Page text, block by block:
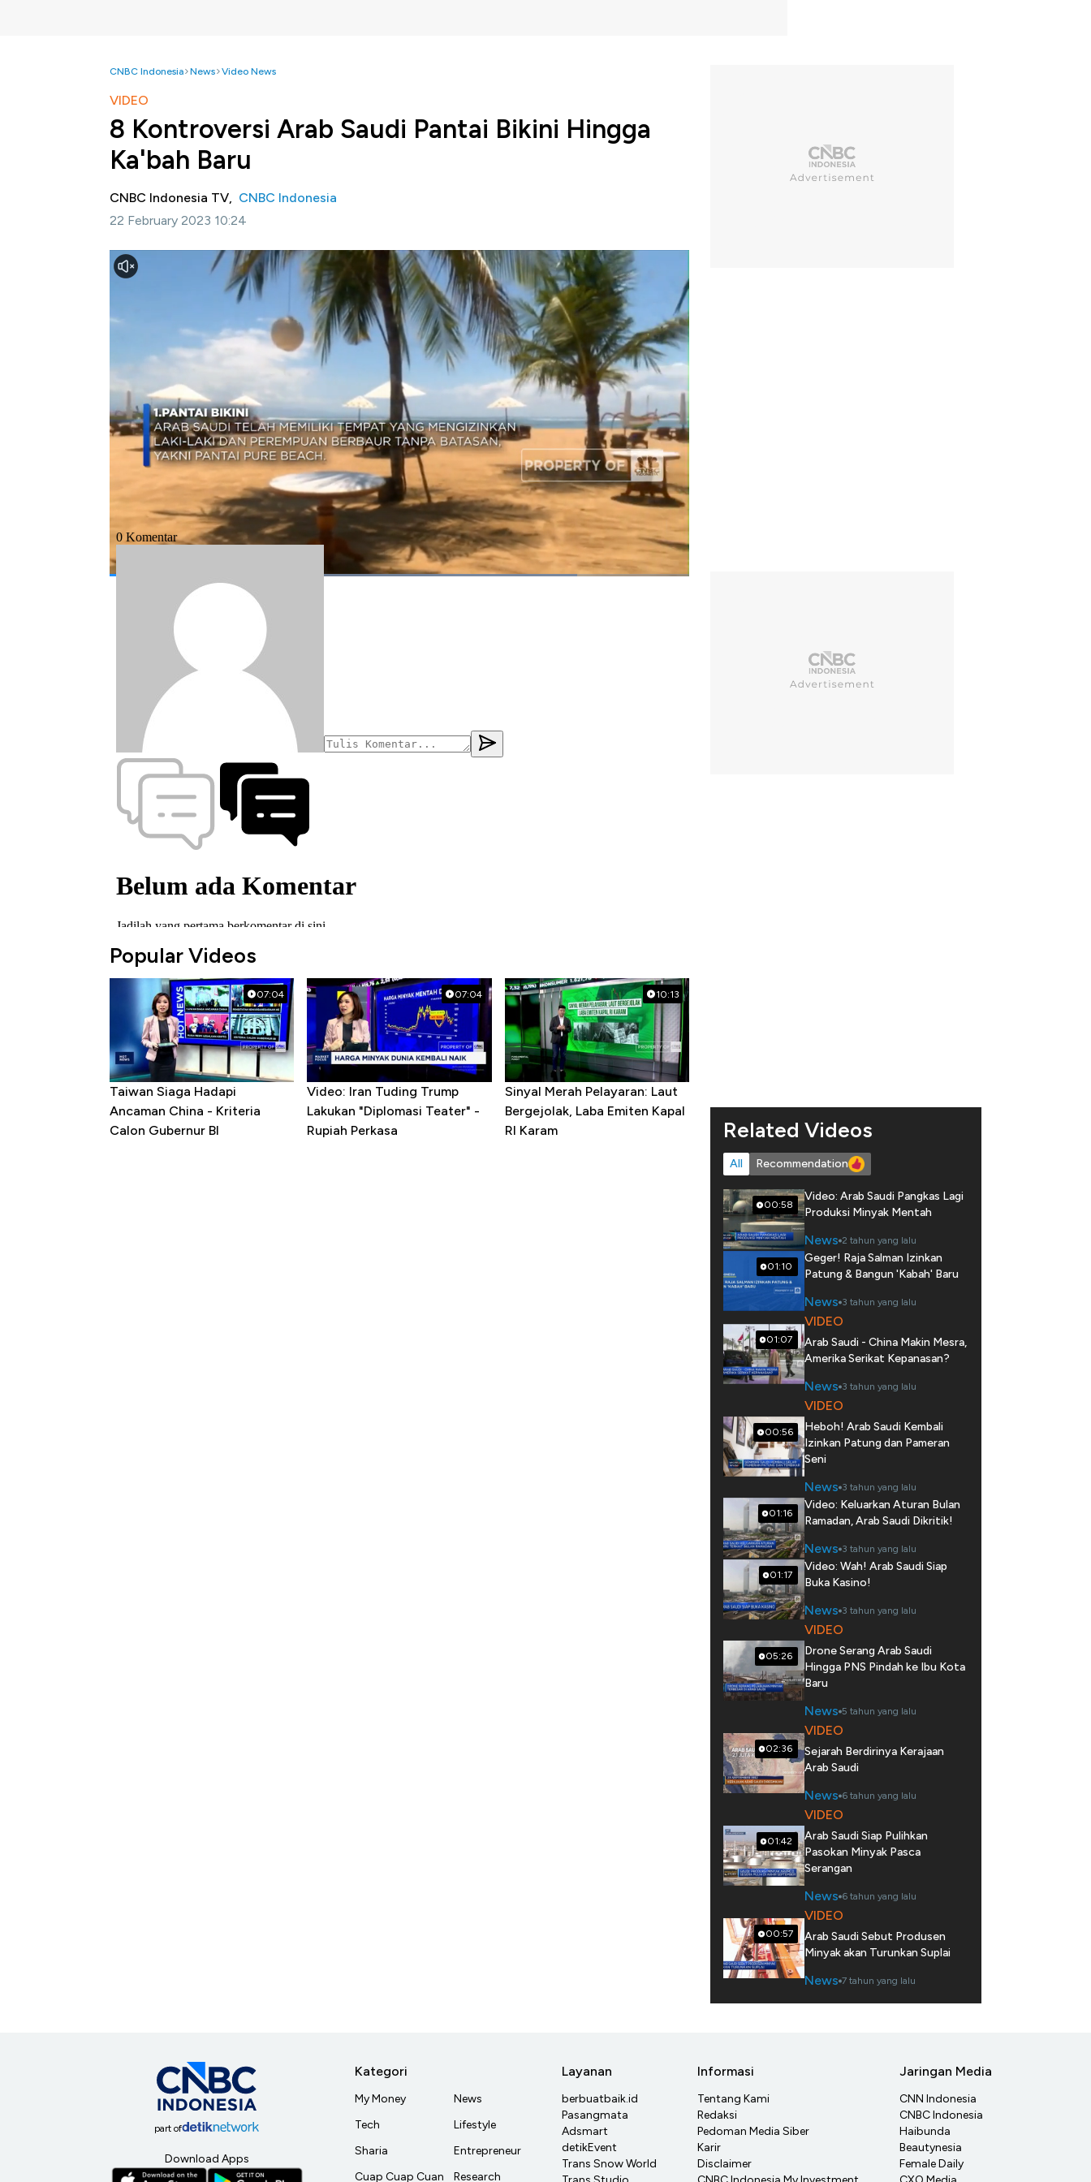
CNBC Indonesia News Video News
VIDEO
8 Kontroversi Arab Saudi Pantai Bikini Hingga
Ka'bah Baru
CNBC Indonesia TV, CNBC Indonesia
22 February 2023 10:24
Jakarta, CNBC Indonesia- Arab Saudi terus mengalami perubahan yang dianggap "tak biasa".
Negara petro dolar itu terus membuat perubahan radikal guna mengubah citra konservatif demi
mewujudkan visi Saudi 2030.
Informasi selengkapnya dalam program Squawk Box CNBC Indonesia (Rabu,22/02/2023) berikut ini.
#arab saudi
Popular Videos
07:04
Taiwan Siaga Hadapi
Ancaman China - Kriteria
Calon Gubernur BI
07:04
Video: Iran Tuding Trump
Lakukan "Diplomasi Teater" -
Rupiah Perkasa
10:13
Sinyal Merah Pelayaran: Laut
Bergejolak, Laba Emiten Kapal
RI Karam
Related Videos
All Recommendation
00:58
Video: Arab Saudi Pangkas Lagi
Produksi Minyak Mentah
News 2 tahun yang lalu
01:10
Geger! Raja Salman Izinkan
Patung & Bangun 'Kabah' Baru
News 3 tahun yang lalu
01:07
VIDEO
Arab Saudi - China Makin Mesra,
Amerika Serikat Kepanasan?
News 3 tahun yang lalu
00:56
VIDEO
Heboh! Arab Saudi Kembali
Izinkan Patung dan Pameran
Seni
News 3 tahun yang lalu
01:16
Video: Keluarkan Aturan Bulan
Ramadan, Arab Saudi Dikritik!
News 3 tahun yang lalu
01:17
Video: Wah! Arab Saudi Siap
Buka Kasino!
News 3 tahun yang lalu
05:26
VIDEO
Drone Serang Arab Saudi
Hingga PNS Pindah ke Ibu Kota
Baru
News 5 tahun yang lalu
02:36
VIDEO
Sejarah Berdirinya Kerajaan
Arab Saudi
News 6 tahun yang lalu
01:42
VIDEO
Arab Saudi Siap Pulihkan
Pasokan Minyak Pasca
Serangan
News 6 tahun yang lalu
00:57
VIDEO
Arab Saudi Sebut Produsen
Minyak akan Turunkan Suplai
News 7 tahun yang lalu
part of
Download Apps
Kategori
My Money
Tech
Sharia
Cuap Cuap Cuan
News
Lifestyle
Entrepreneur
Research
Layanan
berbuatbaik.id
Pasangmata
Adsmart
detikEvent
Trans Snow World
Informasi
Tentang Kami
Redaksi
Pedoman Media Siber
Karir
Disclaimer
Jaringan Media
CNN Indonesia
CNBC Indonesia
Haibunda
Beautynesia
Female Daily